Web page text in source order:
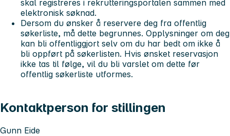
skal registreres i rekrutteringsportalen sammen med
elektronisk søknad.
Dersom du ønsker å reservere deg fra offentlig
søkerliste, må dette begrunnes. Opplysninger om deg
kan bli offentliggjort selv om du har bedt om ikke å
bli oppført på søkerlisten. Hvis ønsket reservasjon
ikke tas til følge, vil du bli varslet om dette før
offentlig søkerliste utformes.
Kontaktperson for stillingen
Gunn Eide